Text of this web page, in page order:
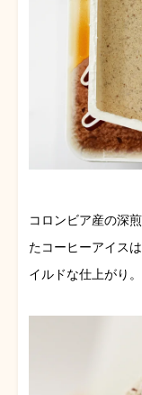
コロンビア産の深
たコーヒーアイス
イルドな仕上がり。